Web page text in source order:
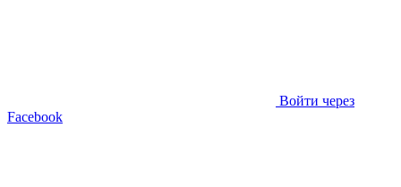
Войти через
Facebook